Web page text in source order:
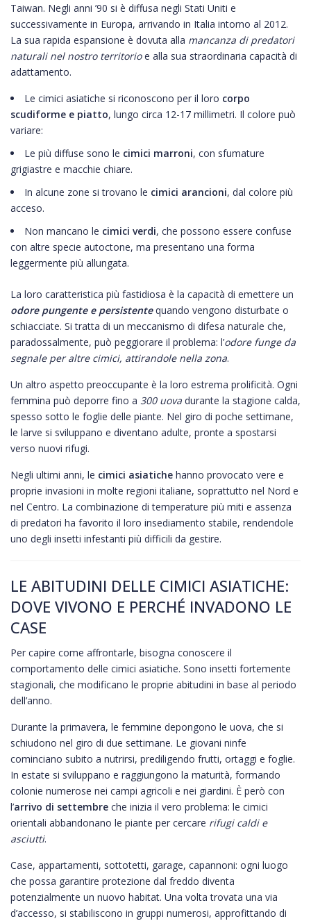
Taiwan. Negli anni ’90 si è diffusa negli Stati Uniti e
successivamente in Europa, arrivando in Italia intorno al 2012.
La sua rapida espansione è dovuta alla mancanza di predatori
naturali nel nostro territorioe alla sua straordinaria capacità di
adattamento.
Le cimici asiatiche si riconoscono per il loro corpo
scudiforme e piatto, lungo circa 12-17 millimetri. Il colore può
variare:
Le più diffuse sono le cimici marroni, con sfumature
grigiastre e macchie chiare.
In alcune zone si trovano le cimici arancioni, dal colore più
acceso.
Non mancano le cimici verdi, che possono essere confuse
con altre specie autoctone, ma presentano una forma
leggermente più allungata.
La loro caratteristica più fastidiosa è la capacità di emettere un
odore pungente e persistentequando vengono disturbate o
schiacciate. Si tratta di un meccanismo di difesa naturale che,
paradossalmente, può peggiorare il problema: l’odore funge da
segnale per altre cimici, attirandole nella zona.
Un altro aspetto preoccupante è la loro estrema prolificità. Ogni
femmina può deporre fino a 300 uova durante la stagione calda,
spesso sotto le foglie delle piante. Nel giro di poche settimane,
le larve si sviluppano e diventano adulte, pronte a spostarsi
verso nuovi rifugi.
Negli ultimi anni, le cimici asiatiche hanno provocato vere e
proprie invasioni in molte regioni italiane, soprattutto nel Nord e
nel Centro. La combinazione di temperature più miti e assenza
di predatori ha favorito il loro insediamento stabile, rendendole
uno degli insetti infestanti più difficili da gestire.
LE ABITUDINI DELLE CIMICI ASIATICHE:
DOVE VIVONO E PERCHÉ INVADONO LE
CASE
Per capire come affrontarle, bisogna conoscere il
comportamento delle cimici asiatiche. Sono insetti fortemente
stagionali, che modificano le proprie abitudini in base al periodo
dell’anno.
Durante la primavera, le femmine depongono le uova, che si
schiudono nel giro di due settimane. Le giovani ninfe
cominciano subito a nutrirsi, prediligendo frutti, ortaggi e foglie.
In estate si sviluppano e raggiungono la maturità, formando
colonie numerose nei campi agricoli e nei giardini. È però con
l’arrivo di settembre che inizia il vero problema: le cimici
orientali abbandonano le piante per cercare rifugi caldi e
asciutti.
Case, appartamenti, sottotetti, garage, capannoni: ogni luogo
che possa garantire protezione dal freddo diventa
potenzialmente un nuovo habitat. Una volta trovata una via
d’accesso, si stabiliscono in gruppi numerosi, approfittando di